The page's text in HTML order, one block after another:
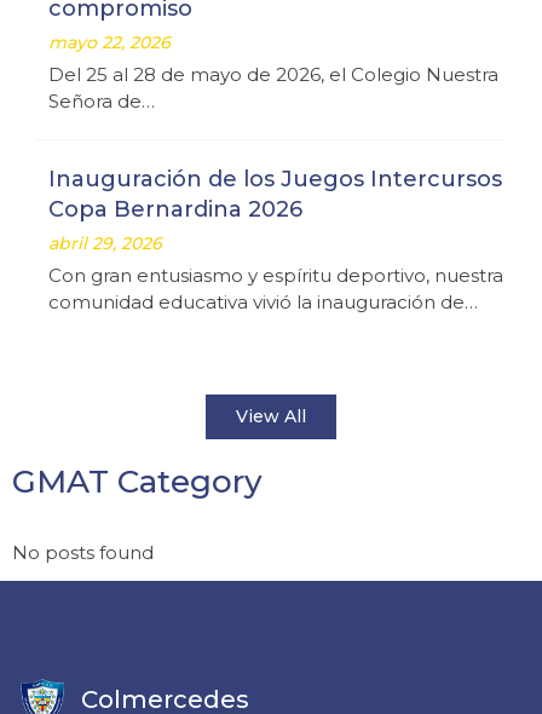
compromiso
mayo 22, 2026
Del 25 al 28 de mayo de 2026, el Colegio Nuestra
Señora de…
Inauguración de los Juegos Intercursos
Copa Bernardina 2026
abril 29, 2026
Con gran entusiasmo y espíritu deportivo, nuestra
comunidad educativa vivió la inauguración de…
View All
GMAT Category
No posts found
Colmercedes